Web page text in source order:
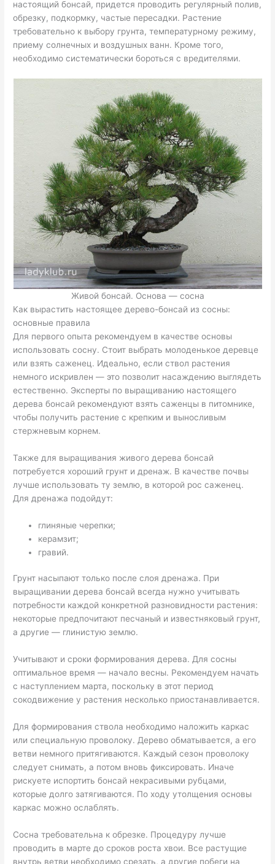
настоящий бонсай, придется проводить регулярный полив,
обрезку, подкормку, частые пересадки. Растение
требовательно к выбору грунта, температурному режиму,
приему солнечных и воздушных ванн. Кроме того,
необходимо систематически бороться с вредителями.
Живой бонсай. Основа — сосна
Как вырастить настоящее дерево-бонсай из сосны:
основные правила
Для первого опыта рекомендуем в качестве основы
использовать сосну. Стоит выбрать молоденькое деревце
или взять саженец. Идеально, если ствол растения
немного искривлен — это позволит насаждению выглядеть
естественно. Эксперты по выращиванию настоящего
дерева бонсай рекомендуют взять саженцы в питомнике,
чтобы получить растение с крепким и выносливым
стержневым корнем.
Также для выращивания живого дерева бонсай
потребуется хороший грунт и дренаж. В качестве почвы
лучше использовать ту землю, в которой рос саженец.
Для дренажа подойдут:
глиняные черепки;
керамзит;
гравий.
Грунт насыпают только после слоя дренажа. При
выращивании дерева бонсай всегда нужно учитывать
потребности каждой конкретной разновидности растения:
некоторые предпочитают песчаный и известняковый грунт,
а другие — глинистую землю.
Учитывают и сроки формирования дерева. Для сосны
оптимальное время — начало весны. Рекомендуем начать
с наступлением марта, поскольку в этот период
сокодвижение у растения несколько приостанавливается.
Для формирования ствола необходимо наложить каркас
или специальную проволоку. Дерево обматывается, а его
ветви немного притягиваются. Каждый сезон проволоку
следует снимать, а потом вновь фиксировать. Иначе
рискуете испортить бонсай некрасивыми рубцами,
которые долго затягиваются. По ходу утолщения основы
каркас можно ослаблять.
Сосна требовательна к обрезке. Процедуру лучше
проводить в марте до сроков роста хвои. Все растущие
внутрь ветви необходимо срезать, а другие побеги на